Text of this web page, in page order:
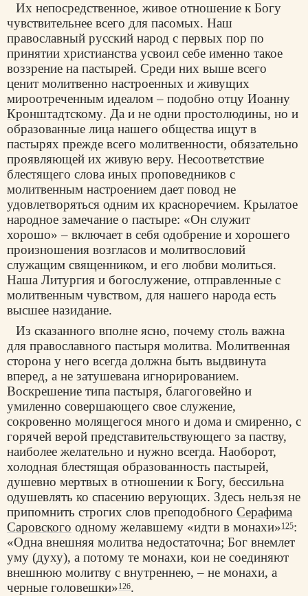
Их непосредственное, живое отношение к Богу
чувствительнее всего для пасомых. Наш
православный русский народ с первых пор по
принятии христианства усвоил себе именно такое
воззрение на пастырей. Среди них выше всего
ценит молитвенно настроенных и живущих
мироотреченным идеалом – подобно отцу Иоанну
Кронштадтскому. Да и не одни простолюдины, но и
образованные лица нашего общества ищут в
пастырях прежде всего молитвенности, обязательно
проявляющей их живую веру. Несоответствие
блестящего слова иных проповедников с
молитвенным настроением дает повод не
удовлетворяться одним их красноречием. Крылатое
народное замечание о пастыре: «Он служит
хорошо» – включает в себя одобрение и хорошего
произношения возгласов и молитвословий
служащим священником, и его любви молиться.
Наша Литургия и богослужение, отправленные с
молитвенным чувством, для нашего народа есть
высшее назидание.
Из сказанного вполне ясно, почему столь важна
для православного пастыря молитва. Молитвенная
сторона у него всегда должна быть выдвинута
вперед, а не затушевана игнорированием.
Воскрешение типа пастыря, благоговейно и
умиленно совершающего свое служение,
сокровенно молящегося много и дома и смиренно, с
горячей верой представительствующего за паству,
наиболее желательно и нужно всегда. Наоборот,
холодная блестящая образованность пастырей,
душевно мертвых в отношении к Богу, бессильна
одушевлять ко спасению верующих. Здесь нельзя не
припомнить строгих слов преподобного Серафима
Саровского одному желавшему «идти в монахи»125:
«Одна внешняя молитва недостаточна; Бог внемлет
уму (духу), а потому те монахи, кои не соединяют
внешнюю молитву с внутреннею, – не монахи, а
черные головешки»126.